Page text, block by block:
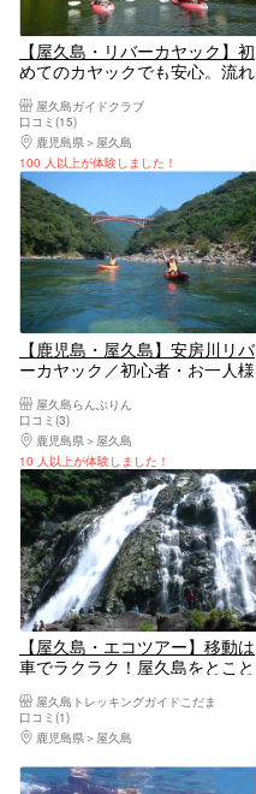
【屋久島・リバーカヤック】初
めてのカヤックでも安心。流れ
ベテランガイドがサポート（写
真データ付）
屋久島ガイドクラブ
口コミ(15)
鹿児島県
屋久島
100 人以上が体験しました！
【鹿児島・屋久島】安房川リバ
ーカヤック／初心者・お一人様
屋久島らんぶりん
口コミ(3)
鹿児島県
屋久島
10 人以上が体験しました！
【屋久島・エコツアー】移動は
車でラクラク！屋久島をとこと
屋久島トレッキングガイドこだま
口コミ(1)
鹿児島県
屋久島